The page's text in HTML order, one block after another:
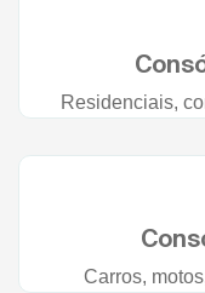
Residenciais,
Carros,